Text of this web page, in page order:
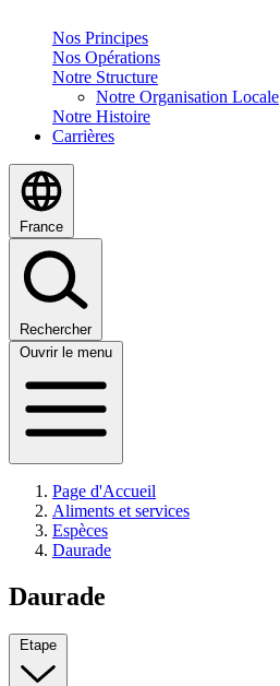
Nos Principes
Nos Opérations
Notre Structure
Notre Organisation Locale
Notre Histoire
Carrières
France
Rechercher
Ouvrir le menu
Page d'Accueil
Aliments et services
Espèces
Daurade
Daurade
Etape